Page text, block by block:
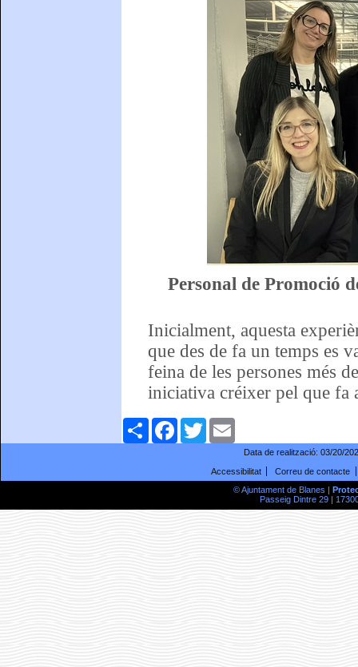
Personal de Promoció
Inicialment, aquesta
que des de fa un temps es
feina de les persones més
iniciativa créixer pel que fa
ComparteixFacebookTwitter
Data de realització: 03/20/
Accessibilitat
Correu de contacte
© Ajuntament de Blanes |
Passeig Dintre 29 |